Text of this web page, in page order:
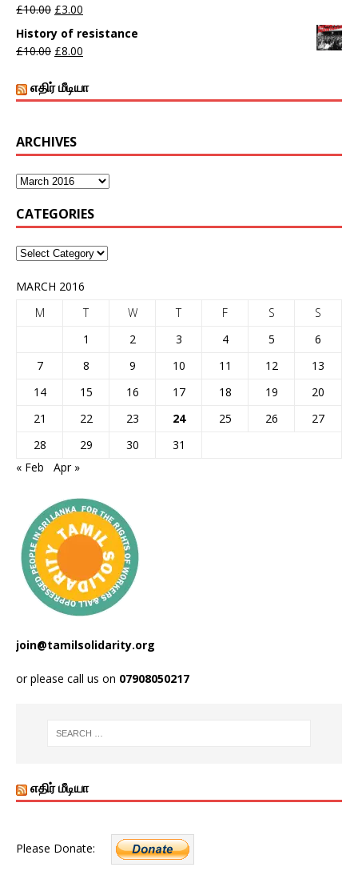
£10.00 £3.00
History of resistance
£10.00 £8.00
எதிர் மீடியா
ARCHIVES
CATEGORIES
MARCH 2016
M
T W T F S
S
1
2 3 4 5
6
7
8 9 10 11 12
13
14
15 16 17 18 19
20
21
22 23 24 25 26
27
28
29 30
31
« Feb
Apr »
join@tamilsolidarity.org
or please call us on 07908050217
எதிர் மீடியா
Please Donate: